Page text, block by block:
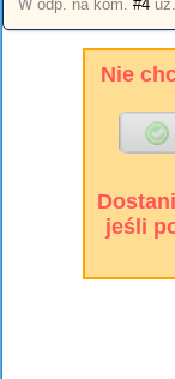
W odp. na kom. #4 uż.
Nie
jeśli